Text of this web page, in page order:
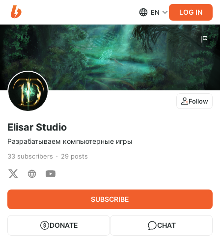
EN LOG IN
Follow
Elisar Studio
Разрабатываем компьютерные игры
33 subscribers 29 posts
SUBSCRIBE
DONATE CHAT